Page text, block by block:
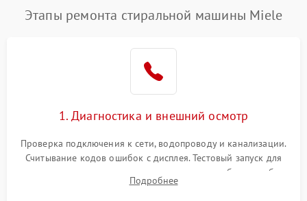
Замена платы управления Подробнее →
Этапы ремонта стиральной машины Miele
1. Диагностика и внешний осмотр
Проверка подключения к сети, водопроводу и канализации.
Считывание кодов ошибок с дисплея. Тестовый запуск для
выявления посторонних шумов, протечек или сбоев в работе
электронного модуля управления.
Подробнее